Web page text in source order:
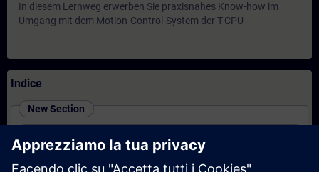
In diesem Lernweg erwerben Sie praxisnahes Know-how im
Umgang mit dem Motion-Control-System der T-CPU
Indice
New Section
SIMATIC Programming 1 in TIA Portal (Online
Training)